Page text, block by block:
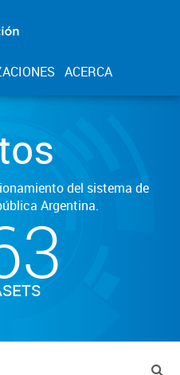
ACERCA
del sistema de
Argentina.